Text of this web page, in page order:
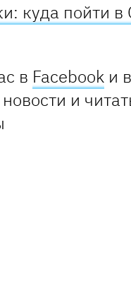
куда пойти в
в Facebook и в
и